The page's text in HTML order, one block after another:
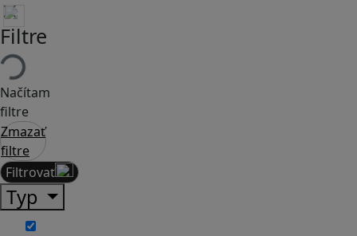
Filtre
Načítam
filtre
Zmazať
filtre
Filtrovať
Typ